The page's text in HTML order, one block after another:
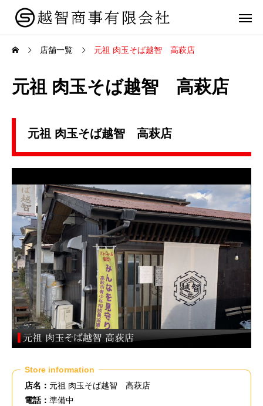
店舗一覧 元祖 肉玉そば越智 高萩店
元祖 肉玉そば越智 高萩店
元祖 肉玉そば越智 高萩店
Store information
店名： 元祖 肉玉そば越智 高萩店
電話： 準備中